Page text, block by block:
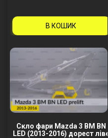
В КОШИК
Скло фари Mazda 3 BM BN
LED (2013-2016) дорест ліве